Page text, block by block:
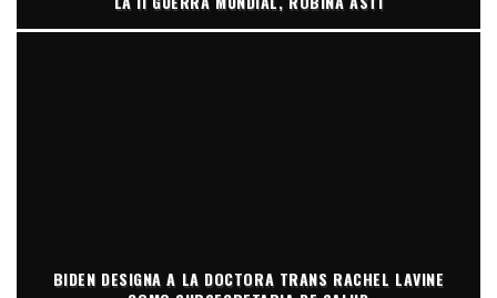
BIDEN DESIGNA A LA DOCTORA TRANS RACHEL LAVINE